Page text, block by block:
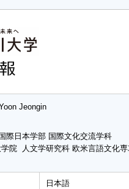
Jeongin
際日本学部 国際文化交流学科
院 人文学研究科 欧米言語文化
日本語